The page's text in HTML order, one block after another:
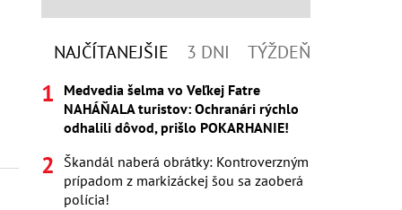
NAJČÍTANEJŠIE 3 DNI TÝŽDEŇ
Medvedia šelma vo Veľkej Fatre
NAHÁŇALA turistov: Ochranári rýchlo
odhalili dôvod, prišlo POKARHANIE!
Škandál naberá obrátky: Kontroverzným
prípadom z markizáckej šou sa zaoberá
polícia!